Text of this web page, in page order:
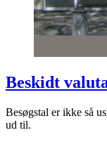
Beskidt
Besøgstal er ikke så
ud til.